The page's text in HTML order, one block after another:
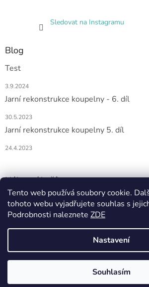
Tento web používá soubory cookie.
tohoto webu vyjadřujete souhlas s
Podrobnosti naleznete ZDE
Nastavení
Souhlasím
Sledovat na Instagramu
Blog
Test
3.9.2024
Jarní rekonstrukce koupelny - 6. díl
30.5.2023
Jarní rekonstrukce koupelny 5. díl
24.4.2023
Nákupní košík
0KS /0 KČ
Vytvořil Shoptet
DOMIO. Všechna